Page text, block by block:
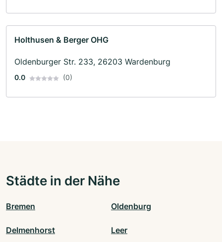
Holthusen & Berger OHG
Oldenburger Str. 233, 26203 Wardenburg
0.0 (0)
Städte in der Nähe
Bremen Oldenburg
Delmenhorst Leer